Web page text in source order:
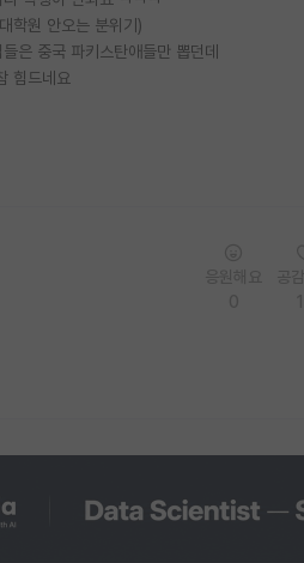
학원 안오는 분위기)
은 중국 파키스탄애들만 뽑던데
힘드네요